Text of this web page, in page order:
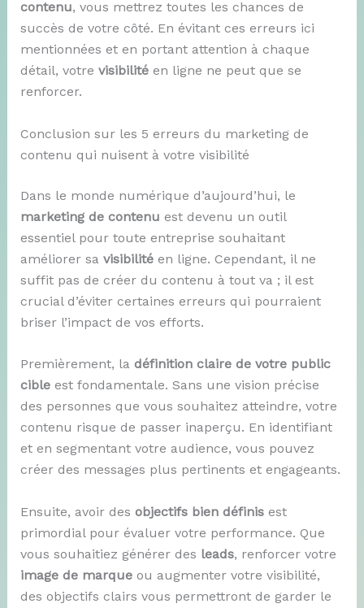
contenu, vous mettrez toutes les chances de
succès de votre côté. En évitant ces erreurs ici
mentionnées et en portant attention à chaque
détail, votre visibilitéen ligne ne peut que se
renforcer.
Conclusion sur les 5 erreurs du marketing de
contenu qui nuisent à votre visibilité
Dans le monde numérique d’aujourd’hui, le
marketing de contenu est devenu un outil
essentiel pour toute entreprise souhaitant
améliorer sa visibilitéen ligne. Cependant, il ne
suffit pas de créer du contenu à tout va ; il est
crucial d’éviter certaines erreurs qui pourraient
briser l’impact de vos efforts.
Premièrement, la définition claire de votre public
cibleest fondamentale. Sans une vision précise
des personnes que vous souhaitez atteindre, votre
contenu risque de passer inaperçu. En identifiant
et en segmentant votre audience, vous pouvez
créer des messages plus pertinents et engageants.
Ensuite, avoir des objectifs bien définisest
primordial pour évaluer votre performance. Que
vous souhaitiez générer des leads, renforcer votre
image de marqueou augmenter votre visibilité,
des objectifs clairs vous permettront de garder le